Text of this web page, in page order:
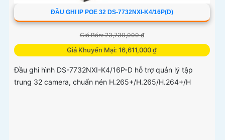
ĐẦU GHI IP POE 32 DS-7732NXI-K4/16P(D)
Giá Bán: 23,730,000 ₫
Giá Khuyến Mại: 16,611,000 ₫
Đầu ghi hình DS-7732NXI-K4/16P-D hỗ trợ quản lý tập
trung 32 camera, chuẩn nén H.265+/H.265/H.264+/H